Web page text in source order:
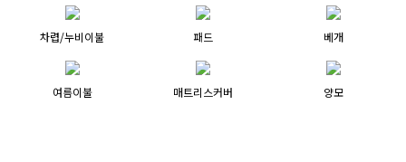
차렵/누비이불 패드 베개
여름이불 매트리스커버 양모